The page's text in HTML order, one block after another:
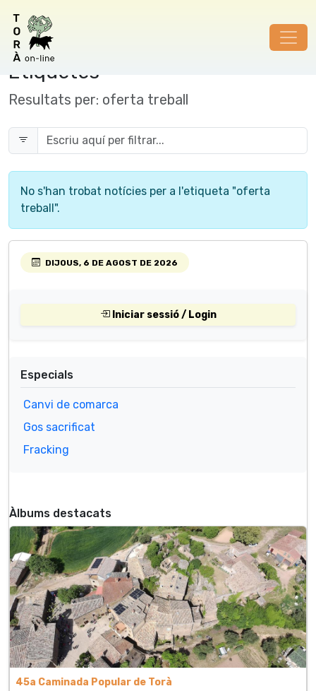
Etiquetes
Resultats per: oferta treball
No s'han trobat notícies per a l'etiqueta "oferta
treball".
DIJOUS, 6 DE AGOST DE 2026
Iniciar sessió / Login
Especials
Canvi de comarca
Gos sacrificat
Fracking
Àlbums destacats
45a Caminada Popular de Torà